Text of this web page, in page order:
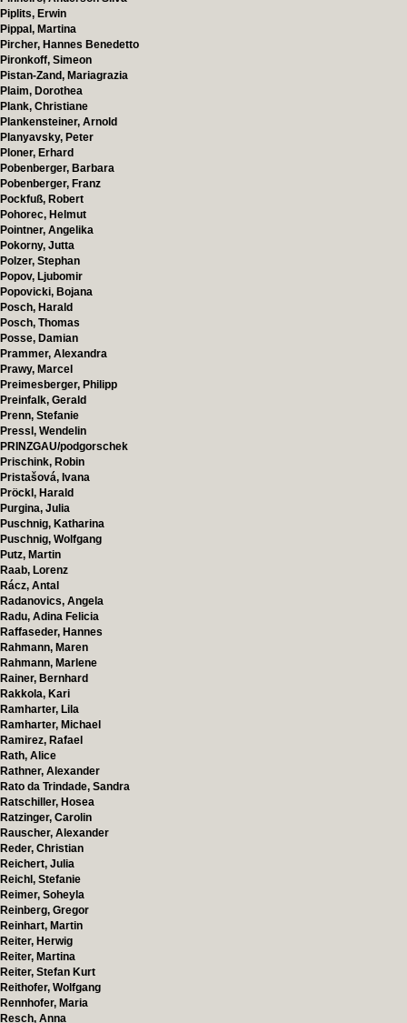
Piplits, Erwin
Pippal, Martina
Pircher, Hannes Benedetto
Pironkoff, Simeon
Pistan-Zand, Mariagrazia
Plaim, Dorothea
Plank, Christiane
Plankensteiner, Arnold
Planyavsky, Peter
Ploner, Erhard
Pobenberger, Barbara
Pobenberger, Franz
Pockfuß, Robert
Pohorec, Helmut
Pointner, Angelika
Pokorny, Jutta
Polzer, Stephan
Popov, Ljubomir
Popovicki, Bojana
Posch, Harald
Posch, Thomas
Posse, Damian
Prammer, Alexandra
Prawy, Marcel
Preimesberger, Philipp
Preinfalk, Gerald
Prenn, Stefanie
Pressl, Wendelin
PRINZGAU/podgorschek
Prischink, Robin
Pristašová, Ivana
Pröckl, Harald
Purgina, Julia
Puschnig, Katharina
Puschnig, Wolfgang
Putz, Martin
Raab, Lorenz
Rácz, Antal
Radanovics, Angela
Radu, Adina Felicia
Raffaseder, Hannes
Rahmann, Maren
Rahmann, Marlene
Rainer, Bernhard
Rakkola, Kari
Ramharter, Lila
Ramharter, Michael
Ramirez, Rafael
Rath, Alice
Rathner, Alexander
Rato da Trindade, Sandra
Ratschiller, Hosea
Ratzinger, Carolin
Rauscher, Alexander
Reder, Christian
Reichert, Julia
Reichl, Stefanie
Reimer, Soheyla
Reinberg, Gregor
Reinhart, Martin
Reiter, Herwig
Reiter, Martina
Reiter, Stefan Kurt
Reithofer, Wolfgang
Rennhofer, Maria
Resch, Anna